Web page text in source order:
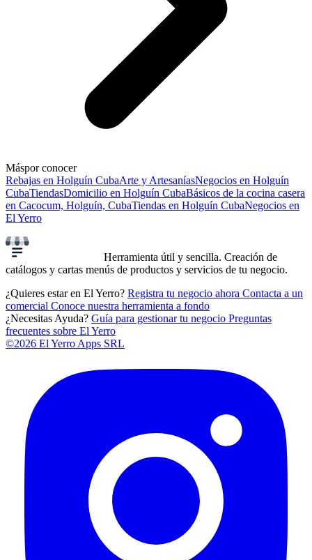
Máspor conocer
Rebajas en Holguín CubaArte y ArtesaníasNegocios en Holguín
CubaTiendasDomicilio en Holguín CubaBásicos de la cocina casera
en Cacocum, Holguín, CubaTiendas en Holguín CubaNegocios en
El Yerro
Herramienta útil y sencilla. Creación de
catálogos y cartas menús de productos y servicios de tu negocio.
¿Quieres estar en El Yerro? Registra tu negocio ahora Contacta a un
comercial Conoce nuestra herramienta a fondo
¿Necesitas Ayuda? Guía para gestionar tu negocio Preguntas
frecuentes sobre El Yerro
©2026 El Yerro Apps SRL